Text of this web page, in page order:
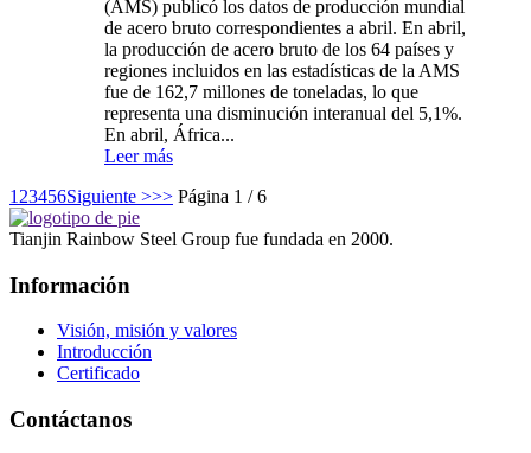
(AMS) publicó los datos de producción mundial
de acero bruto correspondientes a abril. En abril,
la producción de acero bruto de los 64 países y
regiones incluidos en las estadísticas de la AMS
fue de 162,7 millones de toneladas, lo que
representa una disminución interanual del 5,1%.
En abril, África...
Leer más
1 23456Siguiente >>> Página 1 / 6
Tianjin Rainbow Steel Group fue fundada en 2000.
Información
Visión, misión y valores
Introducción
Certificado
Contáctanos